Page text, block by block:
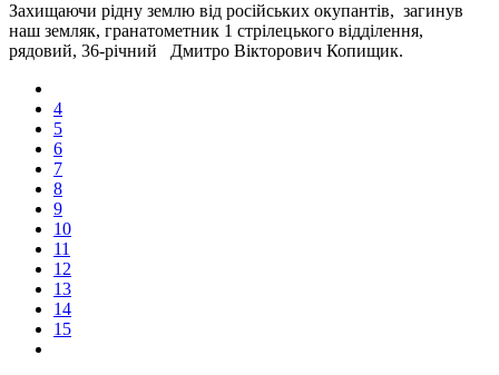
Захищаючи рідну землю від російських окупантів, загинув
наш земляк, гранатометник 1 стрілецького відділення,
рядовий, 36-річний Дмитро Вікторович Копищик.
4
5
6
7
8
9
10
11
12
13
14
15